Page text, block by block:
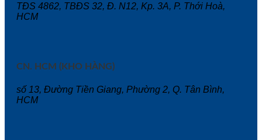
TĐS 4862, TBĐS 32, Đ. N12, Kp. 3A, P. Thới Hoà,
HCM
CN. HCM (KHO HÀNG)
số 13, Đường Tiền Giang, Phường 2, Q. Tân Bình,
HCM